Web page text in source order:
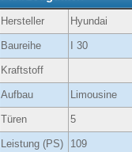
Hersteller Hyundai
Baureihe I 30
Kraftstoff
Aufbau Limousine
Türen 5
Leistung (PS) 109